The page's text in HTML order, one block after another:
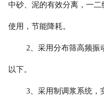
中砂、泥的有效分离，一
使用，节能降耗。
2、采用分布筛高频振
以下。
3、采用制调浆系统，